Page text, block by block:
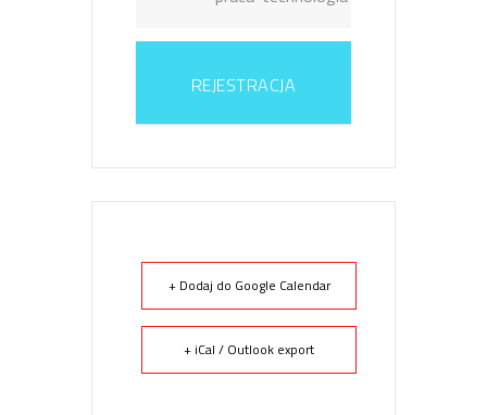
REJESTRACJA
+ Dodaj do Google Calendar
+ iCal / Outlook export